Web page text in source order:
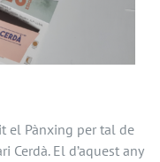
el Pànxing per tal de
El d’aquest any